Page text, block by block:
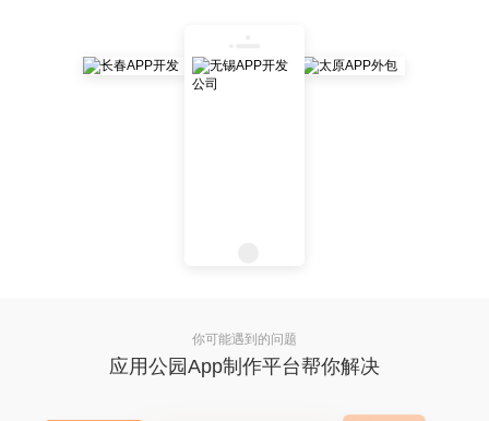
你可能遇到的问题
应用公园App制作平台帮你解决